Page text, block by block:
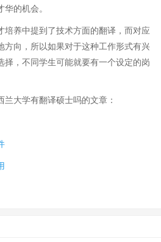
的机会。
养中提到了技术方面的翻译，而对应
方向，所以如果对于这种工作形式有兴
择，不同学生可能就要有一个设定的岗
兰大学有翻译硕士吗的文章：